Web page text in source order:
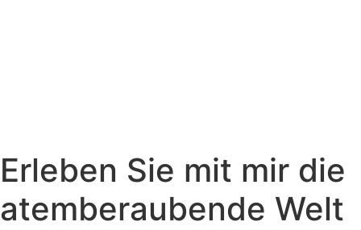
Erleben Sie mit mir die
atemberaubende Welt